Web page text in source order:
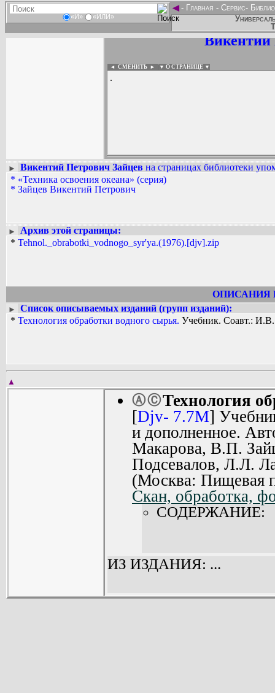
«И» «ИЛИ»
◄- Главная - Сервис-
Викентий
◄ СМЕНИТЬ ► ▼ О СТРАНИЦЕ ▼
.
Вадим Ершов...
...
► Викентий Петрович Зайцев на страницах библиотеки
* «Техника освоения океана» (серия)
* Зайцев Викентий Петрович
►
Архив этой страницы:
* Tehnol._obrabotki_vodnogo_syr'ya.(1976).[djv].zip
ОПИСАНИЯ
►
Список описываемых изданий (групп изданий):
* Технология обработки водного сырья. Учебник. Соавт.: И.В.
▲
ⒶⒸТехнология
[Djv- 7.7M]
и дополненное.
Макарова, В.П.
Подсевалов, Л.Л.
(Москва: Пищевая
Скан, обработка,
СОДЕРЖАНИЕ:
ИЗ ИЗДАНИЯ: ...